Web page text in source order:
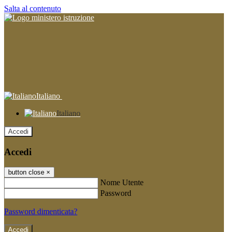
Salta al contenuto
Italiano
Italiano
Accedi
Accedi
button close ×
Nome Utente
Password
Password dimenticata?